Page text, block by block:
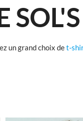
un grand choix det-